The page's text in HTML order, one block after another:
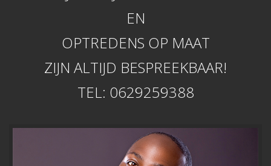
EN
OPTREDENS OP MAAT
ZIJN ALTIJD BESPREEKBAAR!
TEL: 0629259388